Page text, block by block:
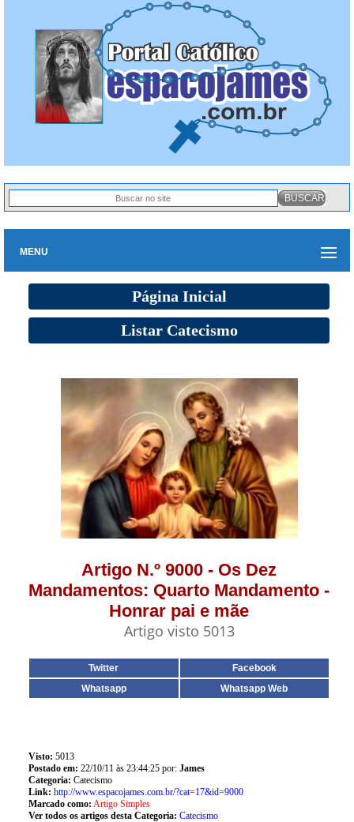
MENU
Página Inicial
Listar Catecismo
Artigo N.º 9000 - Os Dez
Mandamentos: Quarto Mandamento -
Honrar pai e mãe
Artigo visto 5013
Twitter
Facebook
Whatsapp
Whatsapp Web
Visto: 5013
Postado em: 22/10/11 às 23:44:25 por: James
Categoria: Catecismo
Link: http://www.espacojames.com.br/?cat=17&id=9000
Marcado como: Artigo Simples
Ver todos os artigos desta Categoria: Catecismo